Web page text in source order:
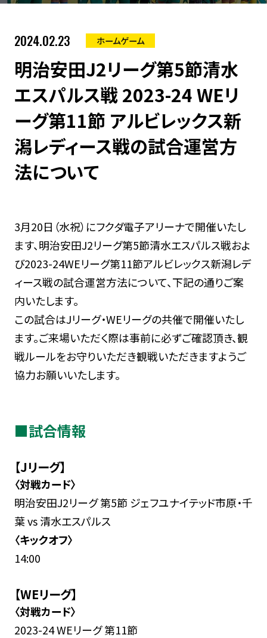
2024.02.23 ホームゲーム
明治安田J2リーグ第5節清水
エスパルス戦 2023-24 WEリ
ーグ第11節 アルビレックス新
潟レディース戦の試合運営方
法について
3月20日（水祝）にフクダ電子アリーナで開催いたし
ます、明治安田J2リーグ第5節清水エスパルス戦およ
び2023-24WEリーグ第11節アルビレックス新潟レデ
ィース戦の試合運営方法について、下記の通りご案
内いたします。
この試合はJリーグ・WEリーグの共催で開催いたし
ます。ご来場いただく際は事前に必ずご確認頂き、観
戦ルールをお守りいただき観戦いただきますようご
協力お願いいたします。
■試合情報
【Jリーグ】
〈対戦カード〉
明治安田J2リーグ 第5節 ジェフユナイテッド市原・千
葉 vs 清水エスパルス
〈キックオフ〉
14:00
【WEリーグ】
〈対戦カード〉
2023-24 WEリーグ 第11節